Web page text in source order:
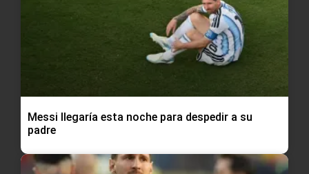
Messi llegaría esta noche para despedir a su
padre